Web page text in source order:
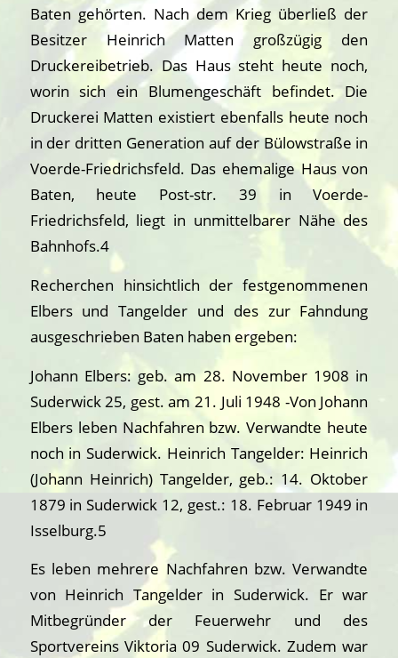
Baten gehörten. Nach dem Krieg überließ der
Besitzer Heinrich Matten großzügig den
Druckereibetrieb. Das Haus steht heute noch,
worin sich ein Blumengeschäft befindet. Die
Druckerei Matten existiert ebenfalls heute noch
in der dritten Generation auf der Bülowstraße in
Voerde-Friedrichsfeld. Das ehemalige Haus von
Baten, heute Post-str. 39 in Voerde-
Friedrichsfeld, liegt in unmittelbarer Nähe des
Bahnhofs.4
Recherchen hinsichtlich der festgenommenen
Elbers und Tangelder und des zur Fahndung
ausgeschrieben Baten haben ergeben:
Johann Elbers: geb. am 28. November 1908 in
Suderwick 25, gest. am 21. Juli 1948 -Von Johann
Elbers leben Nachfahren bzw. Verwandte heute
noch in Suderwick. Heinrich Tangelder: Heinrich
(Johann Heinrich) Tangelder, geb.: 14. Oktober
1879 in Suderwick 12, gest.: 18. Februar 1949 in
Isselburg.5
Es leben mehrere Nachfahren bzw. Verwandte
von Heinrich Tangelder in Suderwick. Er war
Mitbegründer der Feuerwehr und des
Sportvereins Viktoria 09 Suderwick. Zudem war